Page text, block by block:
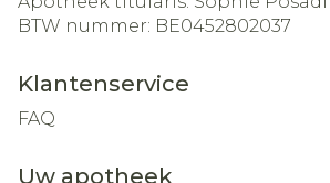
BTW nummer: BE0452802037
Klantenservice
FAQ
Uw apotheek